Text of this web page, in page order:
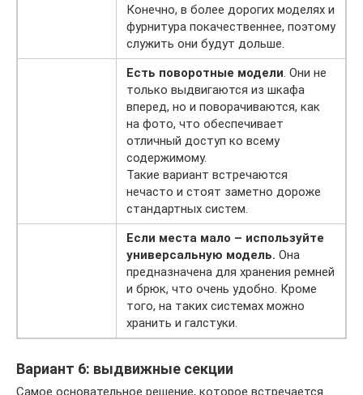
Конечно, в более дорогих моделях и
фурнитура покачественнее, поэтому
служить они будут дольше.
Есть поворотные модели. Они не
только выдвигаются из шкафа
вперед, но и поворачиваются, как
на фото, что обеспечивает
отличный доступ ко всему
содержимому.
Такие вариант встречаются
нечасто и стоят заметно дороже
стандартных систем.
Если места мало – используйте
универсальную модель. Она
предназначена для хранения ремней
и брюк, что очень удобно. Кроме
того, на таких системах можно
хранить и галстуки.
Вариант 6: выдвижные секции
Самое основательное решение, которое встречается